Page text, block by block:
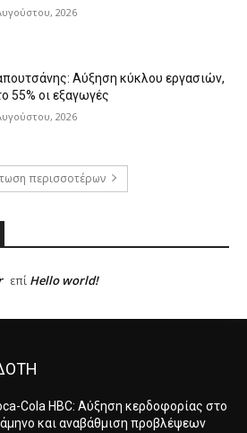
2026
Αύξηση κύκλου εργασιών,
55% οι εξαγωγές
2026
περισσοτέρων
επί Hello world!
Cola HBC: Αύξηση κερδοφορίας στο
και αναβάθμιση προβλέψεων